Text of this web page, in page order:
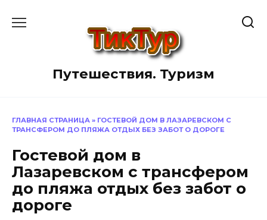
Путешествия. Туризм
ГЛАВНАЯ СТРАНИЦА » ГОСТЕВОЙ ДОМ В ЛАЗАРЕВСКОМ С
ТРАНСФЕРОМ ДО ПЛЯЖА ОТДЫХ БЕЗ ЗАБОТ О ДОРОГЕ
Гостевой дом в
Лазаревском с трансфером
до пляжа отдых без забот о
дороге